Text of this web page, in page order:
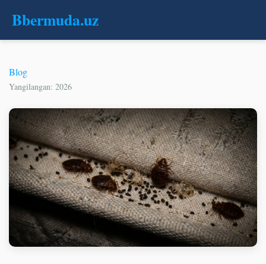
Bbermuda.uz
Blog
Yangilangan: 2026